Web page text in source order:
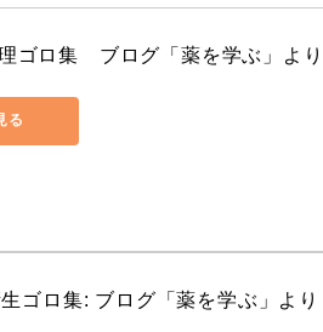
ゴロ集　ブログ「薬を学ぶ」より
る
ゴロ集: ブログ「薬を学ぶ」より